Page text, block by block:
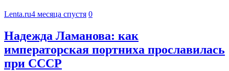
Lenta.ru4 месяца спустя 0
Надежда Ламанова: как
императорская портниха прославилась
при СССР